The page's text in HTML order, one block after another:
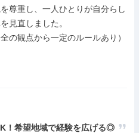
尊重し、一人ひとりが自分らし
見直しました。
の観点から一定のルールあり）
！希望地域で経験を広げる◎